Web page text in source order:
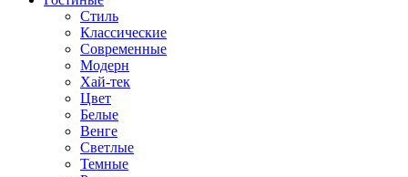
Стиль
Классические
Современные
Модерн
Хай-тек
Цвет
Белые
Венге
Светлые
Темные